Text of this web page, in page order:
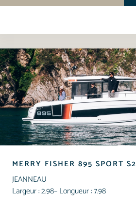
MERRY FISHER 895 SPORT S2
JEANNEAU
Largeur : 2.98– Longueur : 7.98